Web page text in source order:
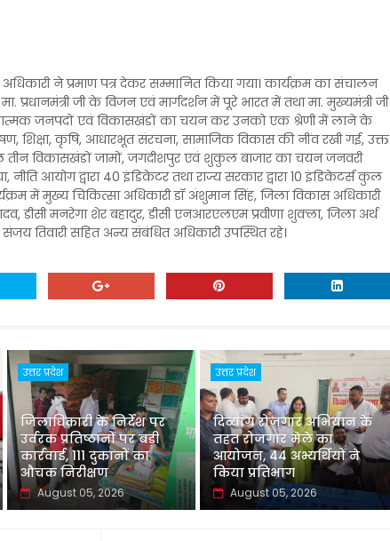
ने प्रमाण पत्र देकर सम्मानित किया गया। कार्यक्रम का संचालन
प्रधानमंत्री जी के विजन एवं मार्गदर्शन में पूरे भारत में तथा मा. मुख्यमंत्री जी
जनपदों एवं विकासखंडों का चयन कर उनको एक श्रेणी में लाने के
शिक्षा, कृषि, आधारभूत संरचना, सामाजिक विकास की नींव रखी गई, उक्त
विकासखंडों जामों, जगदीशपुर एवं शुकुल बाजार का चयन जनवरी
नीति आयोग द्वारा 40 इंडिकेटर तथा राज्य सरकार द्वारा 10 इंडिकेटर्स कुल
में मुख्य चिकित्सा अधिकारी डॉ अंशुमान सिंह, जिला विकास अधिकारी
डीसी मनरेगा शेर बहादुर, डीसी एनआरएलएम प्रवीणा शुक्ला, जिला अर्थ
तिवारी सहित अन्य संबंधित अधिकारी उपस्थित रहे।
उत्तर प्रदेश
जिलाधिकारी के निर्देश पर
उर्वरक प्रतिष्ठानों पर बड़ी
कार्रवाई, 111 दुकानों का
औचक निरीक्षण
August 05, 2026
उत्तर प्रदेश
दिव्यांग रोजगार अभियान के
तहत रोजगार मेले का
आयोजन, 44 अभ्यर्थियों ने
किया प्रतिभाग
August 05, 2026